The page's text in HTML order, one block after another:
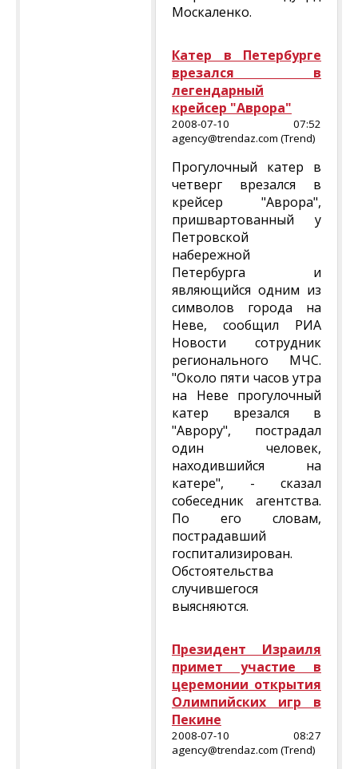
Москаленко.
Катер в Петербурге
врезался в
легендарный
крейсер "Аврора"
2008-07-10 07:52
agency@trendaz.com (Trend)
Прогулочный катер в
четверг врезался в
крейсер "Аврора",
пришвартованный у
Петровской
набережной
Петербурга и
являющийся одним из
символов города на
Неве, сообщил РИА
Новости сотрудник
регионального МЧС.
"Около пяти часов утра
на Неве прогулочный
катер врезался в
"Аврору", пострадал
один человек,
находившийся на
катере", - сказал
собеседник агентства.
По его словам,
пострадавший
госпитализирован.
Обстоятельства
случившегося
выясняются.
Президент Израиля
примет участие в
церемонии открытия
Олимпийских игр в
Пекине
2008-07-10 08:27
agency@trendaz.com (Trend)